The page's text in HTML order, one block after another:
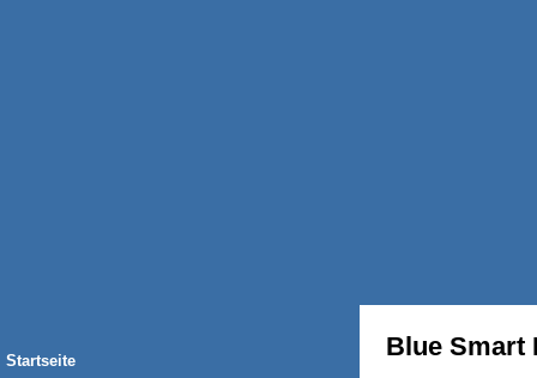
Startseite
Blue Smart